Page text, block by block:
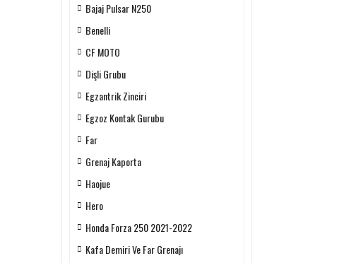
Bajaj Pulsar N250
Benelli
CF MOTO
Dişli Grubu
Egzantrik Zinciri
Egzoz Kontak Gurubu
Far
Grenaj Kaporta
Haojue
Hero
Honda Forza 250 2021-2022
Kafa Demiri Ve Far Grenajı